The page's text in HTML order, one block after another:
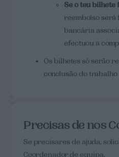
Se o teu bilhete
reembolso será
bancária
efectuou a
Os bilhetes só serão
conclusão do
Precisas de nos
Se precisares de ajuda,
Coordenador de equipa.